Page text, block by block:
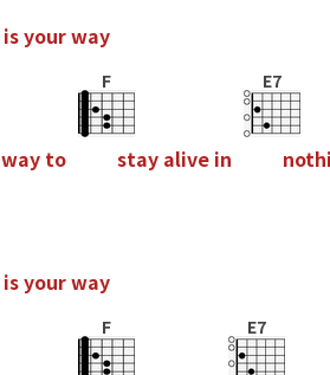
isyourway
way to
F
stay alive in
E7
nothi
isyourway
F E7